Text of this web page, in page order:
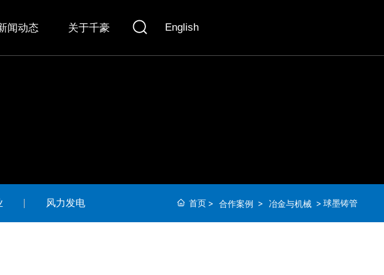
闻动态 关于千豪 English
风力发电 首页 合作案例 冶金与机械 球墨铸管